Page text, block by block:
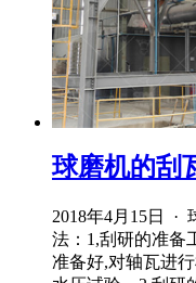
球磨机的刮
2018年4月15日 ·
法：1,刮研的准备
准备好,对轴瓦进